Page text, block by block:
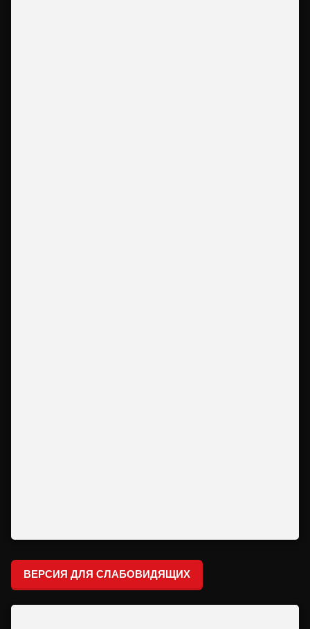
ВЕРСИЯ ДЛЯ СЛАБОВИДЯЩИХ